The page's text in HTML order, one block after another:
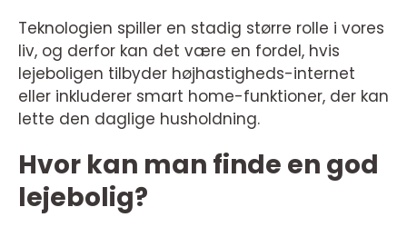
Teknologien spiller en stadig større rolle i vores
liv, og derfor kan det være en fordel, hvis
lejeboligen tilbyder højhastigheds-internet
eller inkluderer smart home-funktioner, der kan
lette den daglige husholdning.
Hvor kan man finde en god
lejebolig?